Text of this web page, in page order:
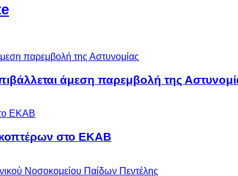
άμεση παρεμβολή της
στο ΕΚΑΒ